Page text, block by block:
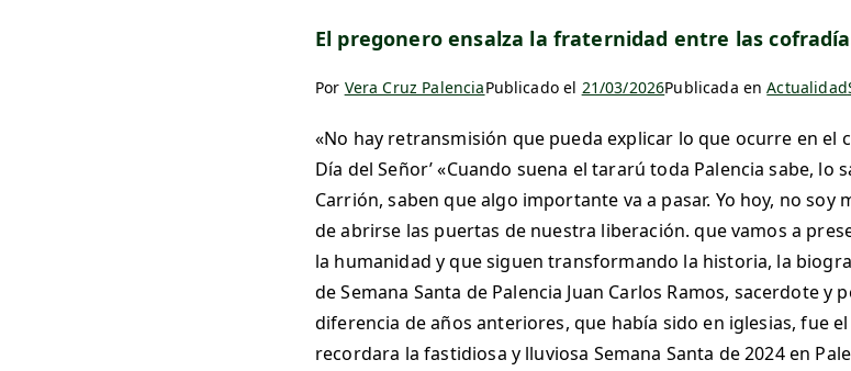
El pregonero ensalza la fraternidad entre las
Por Vera Cruz PalenciaPublicado el 21/03/2026Publicada enActualidad
«No hay retransmisión que pueda explicar lo que ocurre en
Día del Señor’ «Cuando suena el tararú toda Palencia sabe,
Carrión, saben que algo importante va a pasar. Yo hoy, no
de abrirse las puertas de nuestra liberación. que vamos a
la humanidad y que siguen transformando la historia, la
de Semana Santa de Palencia Juan Carlos Ramos, sacerdote y
diferencia de años anteriores, que había sido en iglesias, fue
recordara la fastidiosa y lluviosa Semana Santa de 2024 en